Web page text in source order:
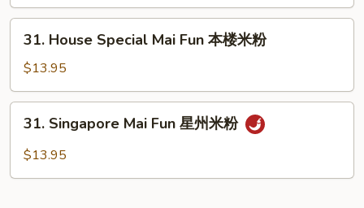
Fun
粉
House
Special
Mai
Fun
粉
31. House Special Mai Fun 本楼米粉
$13.95
Singapore
Mai
31. Singapore Mai Fun 星州米粉
$13.95